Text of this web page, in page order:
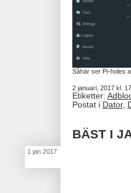
Såhär ser Pi-holes
2 januari, 2017 kl.
Etiketter:
Postat i Dator,
1 jan 2017
BÄST I